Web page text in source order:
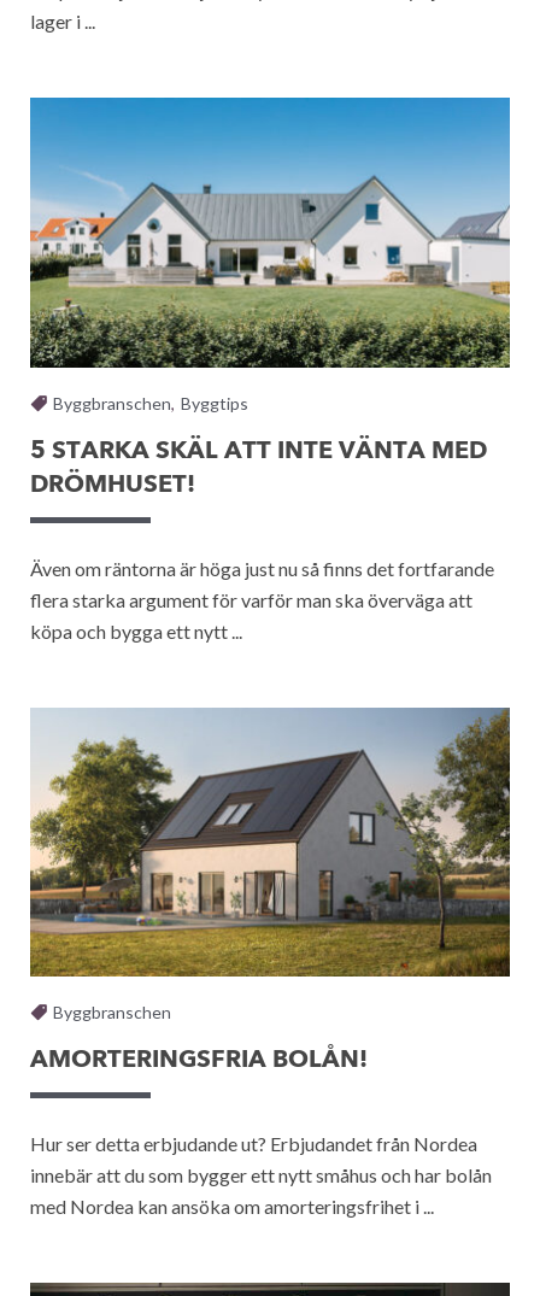
lager i ...
Byggbranschen, Byggtips
5 STARKA SKÄL ATT INTE VÄNTA MED
DRÖMHUSET!
Även om räntorna är höga just nu så finns det fortfarande
flera starka argument för varför man ska överväga att
köpa och bygga ett nytt ...
Byggbranschen
AMORTERINGSFRIA BOLÅN!
Hur ser detta erbjudande ut? Erbjudandet från Nordea
innebär att du som bygger ett nytt småhus och har bolån
med Nordea kan ansöka om amorteringsfrihet i ...